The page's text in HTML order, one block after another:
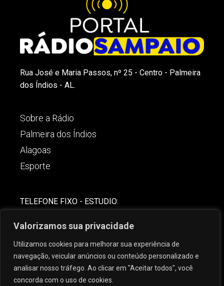
Valorizamos sua privacidade
Utilizamos cookies para melhorar sua experiência de
navegação, veicular anúncios ou conteúdo personalizado e
analisar nosso tráfego. Ao clicar em "Aceitar todos", você
concorda com o uso de cookies.
Rua José e Maria Passos, nº 25 - Centro - Palmeira
dos Índios - AL.
Sobre a Rádio
Palmeira dos Índios
Alagoas
Esporte
TELEFONE FIXO - ESTUDIO:
(82) 99621-8806